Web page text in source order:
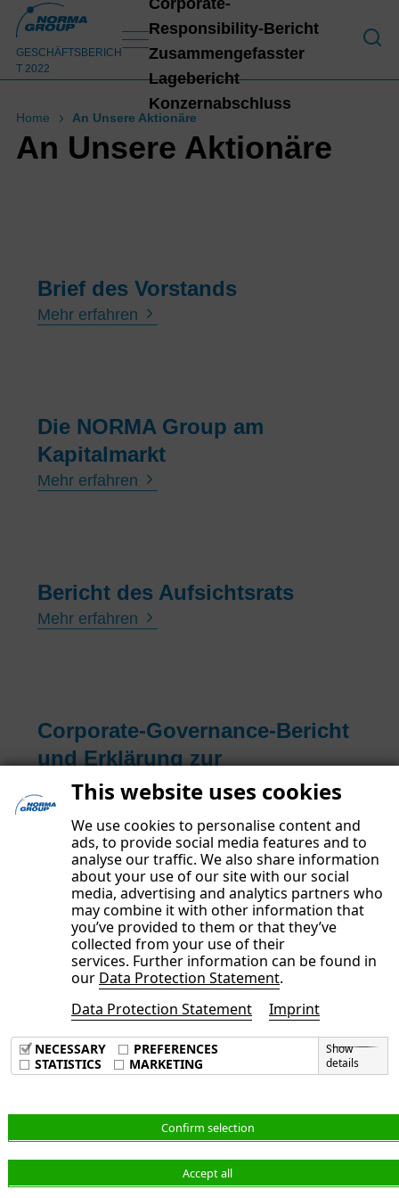
This website uses cookies
We use cookies to personalise content and
ads, to provide social media features and to
analyse our traffic. We also share information
about your use of our site with our social
media, advertising and analytics partners who
may combine it with other information that
you’ve provided to them or that they’ve
collected from your use of their
services. Further information can be found in
our Data Protection Statement.
Data Protection Statement
Imprint
NECESSARY
PREFERENCES
STATISTICS
MARKETING
Show
details
Confirm selection
Accept all
GESCHÄFTSBERICH
T 2022
An
Responsibility-Bericht
Zusammengefasster
Lagebericht
Konzernabschluss
Home An Unsere Aktionäre
An Unsere Aktionäre
Brief des Vorstands
Mehr erfahren
Die NORMA Group am
Kapitalmarkt
Mehr erfahren
Bericht des Aufsichtsrats
Mehr erfahren
Corporate-Governance-Bericht
und Erklärung zur
Unternehmensführung
Mehr erfahren
Imprint
Data Privacy Policy
Terms & Conditions
Deutsch
© NORMA Group 2026